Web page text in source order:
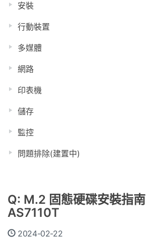
安裝
行動裝置
多媒體
網路
印表機
儲存
監控
問題排除(建置中)
Q: M.2 固態硬碟安裝指
AS7110T
2024-02-22